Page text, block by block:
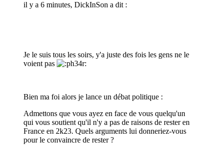
il y a 6 minutes, DickInSon a dit :
Je le suis tous les soirs, y'a juste des fois les gens ne le
voient pas
Bien ma foi alors je lance un débat politique :
Admettons que vous ayez en face de vous quelqu'un
qui vous soutient qu'il n'y a pas de raisons de rester en
France en 2k23. Quels arguments lui donneriez-vous
pour le convaincre de rester ?